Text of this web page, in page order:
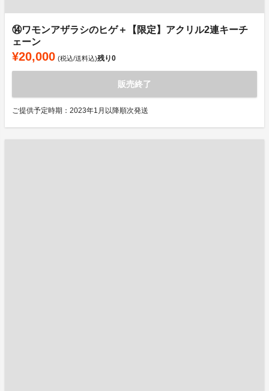
⑭ワモンアザラシのヒゲ＋【限定】アクリル2連キーチ
ェーン
¥20,000 (税込/送料込)残り0
販売終了
ご提供予定時期：2023年1月以降順次発送